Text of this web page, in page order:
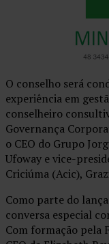
O conselho será
experiência em
conselheiro
Governança
o CEO do Grupo
Ufoway e vice-
Criciúma (Acic),
Como parte do
conversa especial
Com formação pela